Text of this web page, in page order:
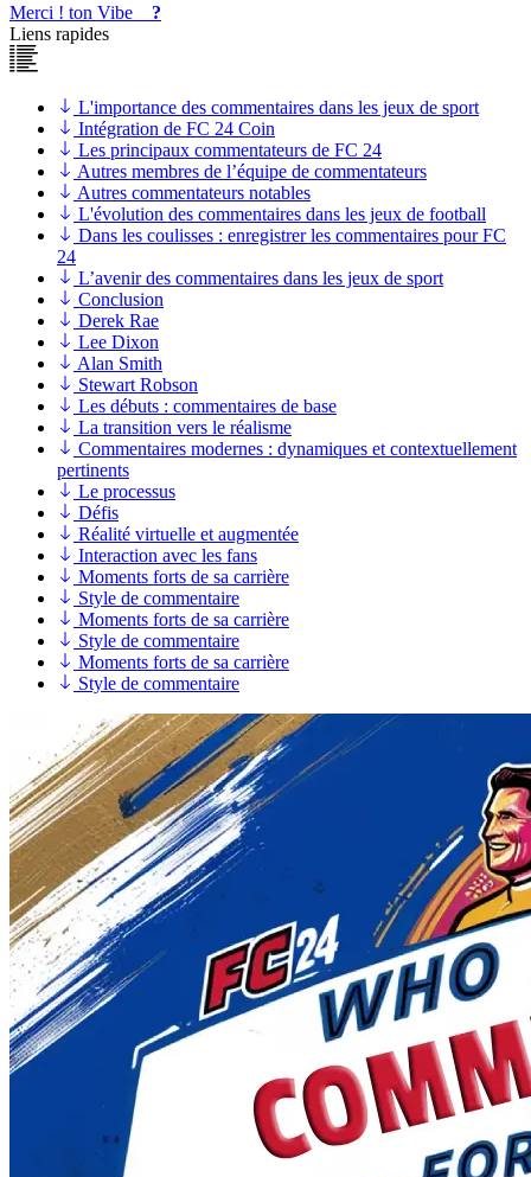
Merci ! ton Vibe
?
Liens rapides
L'importance des commentaires dans les jeux de sport
Intégration de FC 24 Coin
Les principaux commentateurs de FC 24
Autres membres de l’équipe de commentateurs
Autres commentateurs notables
L'évolution des commentaires dans les jeux de football
Dans les coulisses : enregistrer les commentaires pour FC
24
L’avenir des commentaires dans les jeux de sport
Conclusion
Derek Rae
Lee Dixon
Alan Smith
Stewart Robson
Les débuts : commentaires de base
La transition vers le réalisme
Commentaires modernes : dynamiques et contextuellement
pertinents
Le processus
Défis
Réalité virtuelle et augmentée
Interaction avec les fans
Moments forts de sa carrière
Style de commentaire
Moments forts de sa carrière
Style de commentaire
Moments forts de sa carrière
Style de commentaire